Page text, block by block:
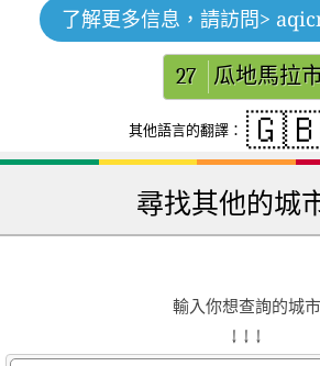
了解更多信息，請訪問>
27 瓜地馬拉
其他語言的翻譯：
尋找其他的城
輸入你想查詢的城市
↓ ↓ ↓